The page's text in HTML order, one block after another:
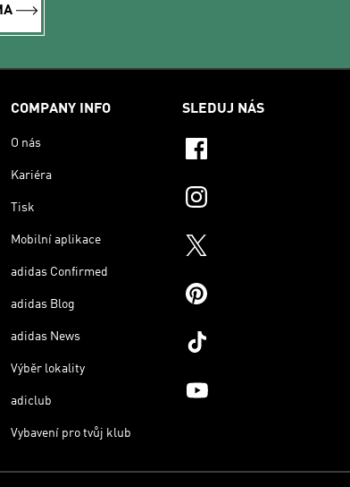
COMPANY INFO
O nás
Kariéra
Tisk
Mobilní aplikace
adidas Confirmed
adidas Blog
adidas News
Výběr lokality
adiclub
Vybavení pro tvůj klub
SLEDUJ NÁS